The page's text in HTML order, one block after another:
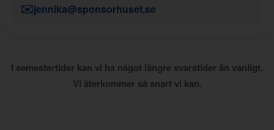
✉️jennika@sponsorhuset.se
I semestertider kan vi ha något längre svarstider än vanligt.
Vi återkommer så snart vi kan.